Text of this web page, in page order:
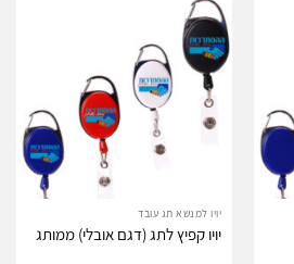
יויו למנשא תג עובד
יויו קפיץ לתג (דגם אובלי) ממותג